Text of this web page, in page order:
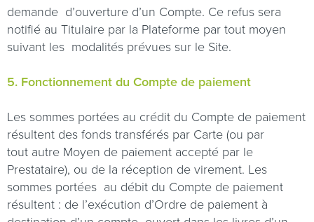
demande d’ouverture d’un Compte. Ce refus sera
notifié au Titulaire par la Plateforme par tout moyen
suivant les modalités prévues sur le Site.
5. Fonctionnement du Compte de paiement
Les sommes portées au crédit du Compte de paiement
résultent des fonds transférés par Carte (ou par
tout autre Moyen de paiement accepté par le
Prestataire), ou de la réception de virement. Les
sommes portées au débit du Compte de paiement
résultent : de l’exécution d’Ordre de paiement à